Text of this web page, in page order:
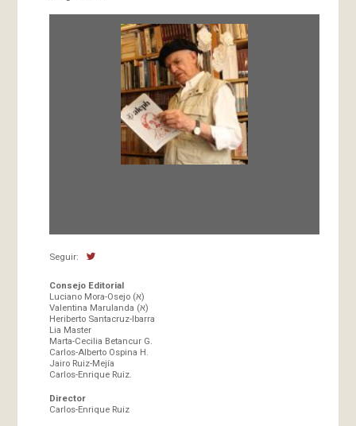
Seguir:
Consejo Editorial
Luciano Mora-Osejo (א)
Valentina Marulanda (א)
Heriberto Santacruz-Ibarra
Lia Master
Marta-Cecilia Betancur G.
Carlos-Alberto Ospina H.
Jairo Ruiz-Mejía
Carlos-Enrique Ruiz.
Director
Carlos-Enrique Ruiz